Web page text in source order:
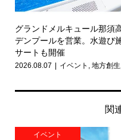
グランドメルキュール那須
デンプールを営業。水遊び
サートも開催
2026.08.07 イベント , 地方創生
関
イベント